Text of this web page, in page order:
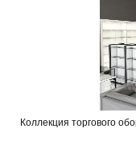
Коллекция торгового